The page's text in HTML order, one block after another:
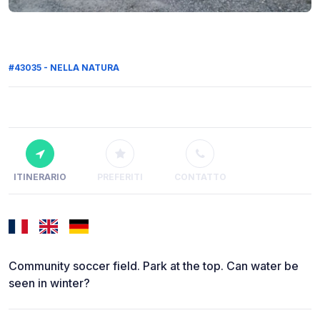
#43035 - NELLA NATURA
ITINERARIO PREFERITI CONTATTO
Community soccer field. Park at the top. Can water be
seen in winter?